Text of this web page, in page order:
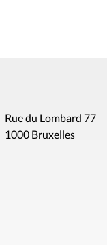
Rue du Lombard 77
1000 Bruxelles